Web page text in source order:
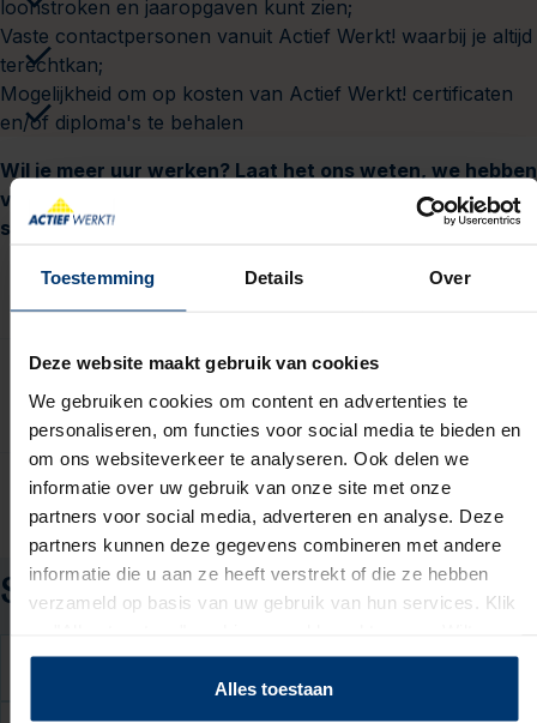
Toestemming Details Over
Deze website maakt gebruik van cookies
We gebruiken cookies om content en advertenties te
personaliseren, om functies voor social media te bieden en
om ons websiteverkeer te analyseren. Ook delen we
informatie over uw gebruik van onze site met onze
partners voor social media, adverteren en analyse. Deze
partners kunnen deze gegevens combineren met andere
informatie die u aan ze heeft verstrekt of die ze hebben
verzameld op basis van uw gebruik van hun services. Klik
liever geen cookies, klik dan op "instellen". Op onze
kunt u meer lezen over onze cookies.
Alles toestaan
loonstroken en jaaropgaven kunt zien;
Vaste contactpersonen vanuit Actief Werkt! waarbij je altijd
terechtkan;
Mogelijkheid om op kosten van Actief Werkt! certificaten
en/of diploma's te behalen
Wil je meer uur werken? Laat het ons weten, we hebben
verschillende vacatures in de regio, dan kijken we
samen naar de mogelijkheden.
Over de opdrachtgever
Wat wij van je vragen
Solliciteren